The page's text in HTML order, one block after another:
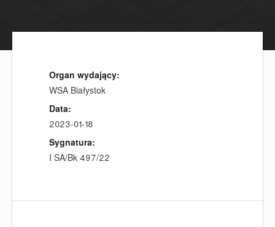
Organ wydający:
WSA Białystok
Data:
2023-01-18
Sygnatura:
I SA/Bk 497/22